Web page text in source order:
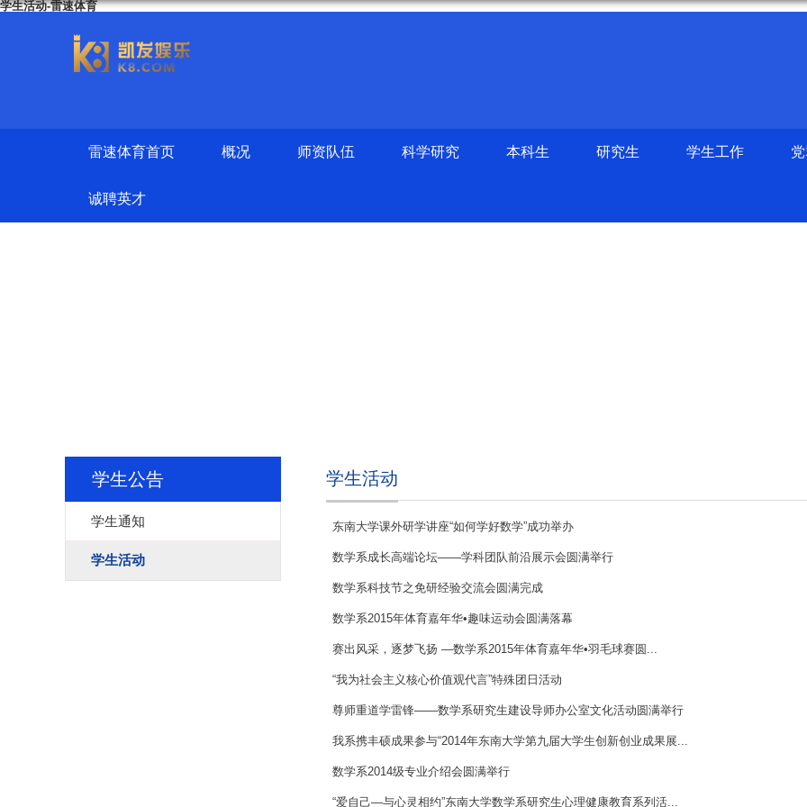
学生活动-雷速体育
雷速体育首页 概况 师资队伍 科学研究 本科生 研究生 学生工作
诚聘英才
学生公告
学生通知
学生活动
学生活动
东南大学课外研学讲座“如何学好数学”成功举办
数学系成长高端论坛――学科团队前沿展示会圆满举行
数学系科技节之免研经验交流会圆满完成
数学系2015年体育嘉年华•趣味运动会圆满落幕
赛出风采，逐梦飞扬 ―数学系2015年体育嘉年华•羽毛球赛圆...
“我为社会主义核心价值观代言”特殊团日活动
尊师重道学雷锋――数学系研究生建设导师办公室文化活动圆满举行
我系携丰硕成果参与“2014年东南大学第九届大学生创新创业成果展...
数学系2014级专业介绍会圆满举行
“爱自己―与心灵相约”东南大学数学系研究生心理健康教育系列活...